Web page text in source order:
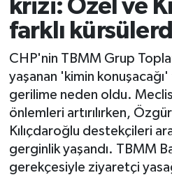
krizi: Özel ve
farklı
CHP'nin TBMM Grup
yaşanan 'kimin konuşacağı'
gerilime neden oldu.
önlemleri artırılırken,
Kılıçdaroğlu destekçileri
gerginlik yaşandı. TBMM
gerekçesiyle ziyaretçi
Siyaset
Spor
Yaşam
Haber Arşivi